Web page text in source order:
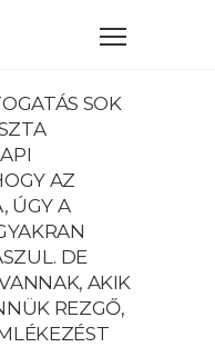
SOK
AZ
ÚGY A
DE
AKIK
REZGŐ,